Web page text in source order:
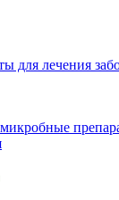
для лечения